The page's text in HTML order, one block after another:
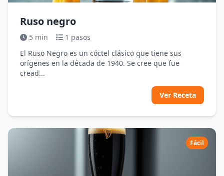
Ruso negro
5 min
1 pasos
El Ruso Negro es un cóctel clásico que tiene sus
orígenes en la década de 1940. Se cree que fue
cread...
Ver Receta
Fácil